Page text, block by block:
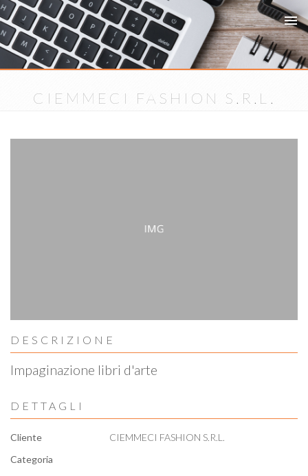
CIEMMECI FASHION S.R.L.
DESCRIZIONE
Impaginazione libri d'arte
DETTAGLI
Cliente
CIEMMECI FASHION S.R.L.
Categoria